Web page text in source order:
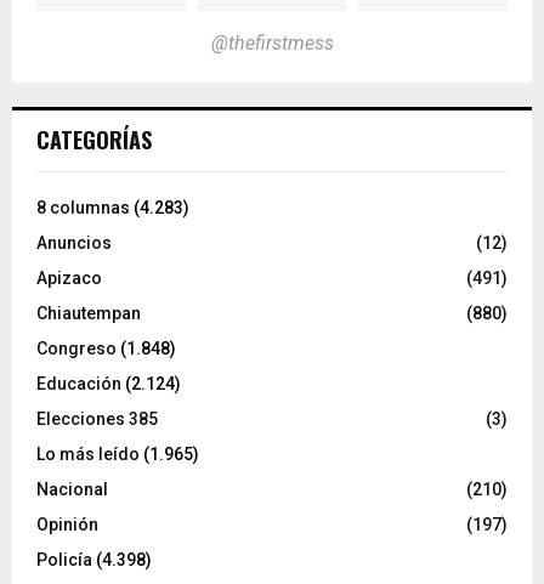
@thefirstmess
CATEGORÍAS
8 columnas (4.283)
Anuncios
(12)
Apizaco
(491)
Chiautempan
(880)
Congreso (1.848)
Educación (2.124)
Elecciones 385
(3)
Lo más leído (1.965)
Nacional
(210)
Opinión
(197)
Policía (4.398)